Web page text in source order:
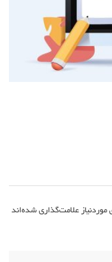
علامت‌گذاری شده‌اند